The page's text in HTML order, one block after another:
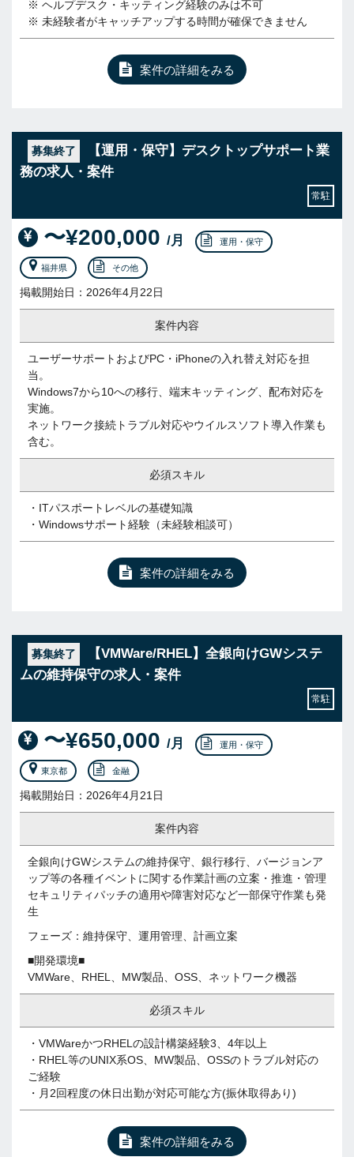
※ ヘルプデスク・キッティング経験のみは不可
※ 未経験者がキャッチアップする時間が確保できません
案件の詳細をみる
募集終了
【運用・保守】デスクトップサポート業
務の求人・案件
常駐
〜¥200,000 /月 運用・保守
福井県 その他
掲載開始日：2026年4月22日
案件内容
ユーザーサポートおよびPC・iPhoneの入れ替え対応を担
当。
Windows7から10への移行、端末キッティング、配布対応を
実施。
ネットワーク接続トラブル対応やウイルスソフト導入作業も
含む。
必須スキル
・ITパスポートレベルの基礎知識
・Windowsサポート経験（未経験相談可）
案件の詳細をみる
募集終了
【VMWare/RHEL】全銀向けGWシステ
ムの維持保守の求人・案件
常駐
〜¥650,000 /月 運用・保守
東京都 金融
掲載開始日：2026年4月21日
案件内容
全銀向けGWシステムの維持保守、銀行移行、バージョンア
ップ等の各種イベントに関する作業計画の立案・推進・管理
セキュリティパッチの適用や障害対応など一部保守作業も発
生
フェーズ：維持保守、運用管理、計画立案
■開発環境■
VMWare、RHEL、MW製品、OSS、ネットワーク機器
必須スキル
・VMWareかつRHELの設計構築経験3、4年以上
・RHEL等のUNIX系OS、MW製品、OSSのトラブル対応の
ご経験
・月2回程度の休日出勤が対応可能な方(振休取得あり)
案件の詳細をみる